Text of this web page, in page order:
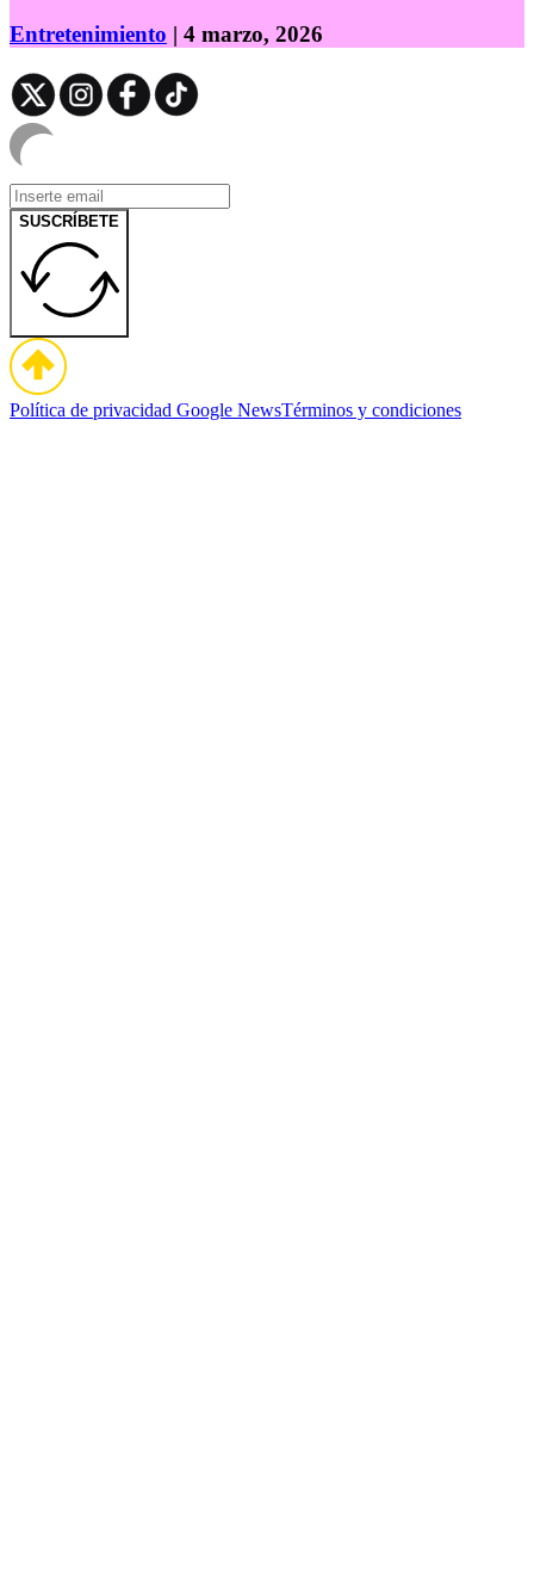
Entretenimiento | 4 marzo, 2026
SUSCRÍBETE
Política de privacidad Google NewsTérminos y condiciones